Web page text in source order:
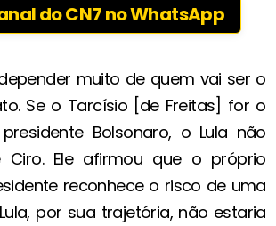
do CN7 no WhatsApp
muito de quem vai ser o
Se o Tarcísio [de Freitas] for o
Bolsonaro, o Lula não
Ciro. Ele afirmou que o próprio
reconhece o risco de uma
por sua trajetória, não estaria